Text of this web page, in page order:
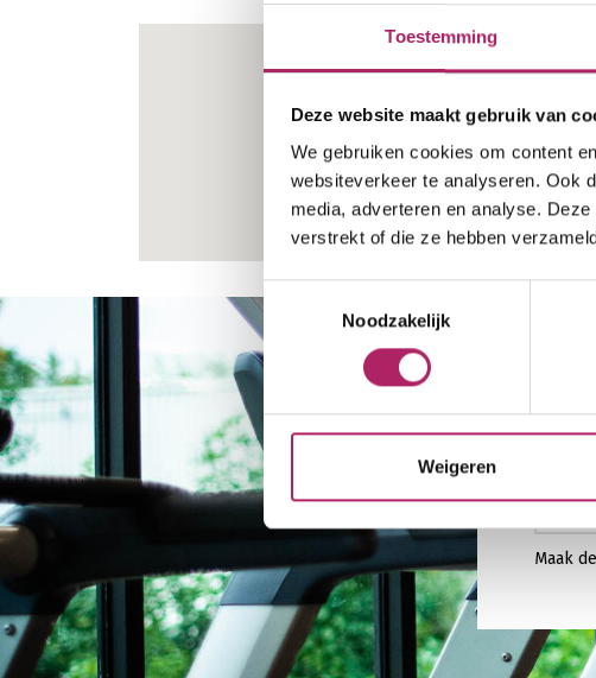
Toestemming
Deze website maakt gebruik van
We gebruiken cookies om content
websiteverkeer te analyseren. Ook
media, adverteren en analyse.
verstrekt of die ze hebben
Toestemmingsselectie
Noodzakelijk
Weigeren
Zoek
Maak